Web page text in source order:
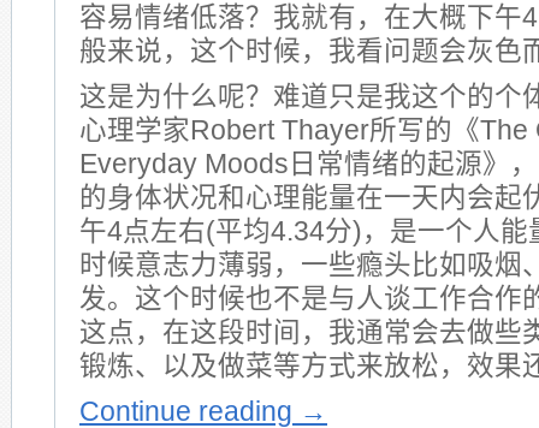
容易情绪低落？我就有，在大概下午
般来说，这个时候，我看问题会灰色
这是为什么呢？难道只是我这个的个
心理学家Robert Thayer所写的《The
Everyday Moods日常情绪的起源》
的身体状况和心理能量在一天内会起
午4点左右(平均4.34分)，是一个人能
时候意志力薄弱，一些瘾头比如吸烟
发。这个时候也不是与人谈工作合作
这点，在这段时间，我通常会去做些
锻炼、以及做菜等方式来放松，效果
Continue reading →